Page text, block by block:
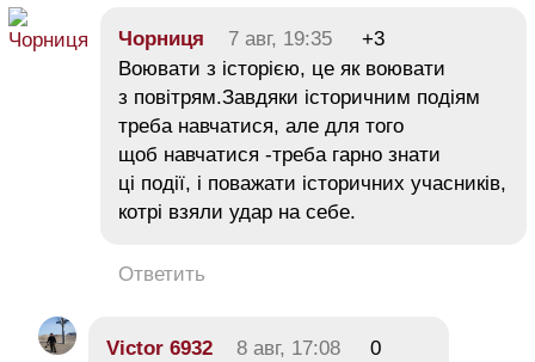
Чорниця 7 авг, 19:35
+3
Воювати з історією, це як воювати
з повітрям.Завдяки історичним подіям
треба навчатися, але для того
щоб навчатися -треба гарно знати
ці події, і поважати історичних учасників,
котрі взяли удар на себе.
Ответить
Victor 6932 8 авг, 17:08
0